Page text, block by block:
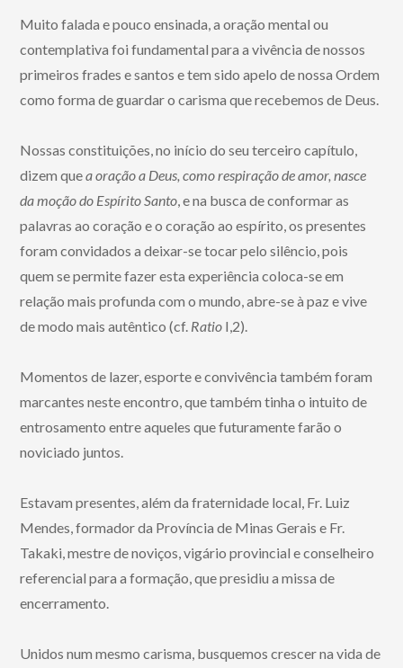
Muito falada e pouco ensinada, a oração mental ou
contemplativa foi fundamental para a vivência de nossos
primeiros frades e santos e tem sido apelo de nossa Ordem
como forma de guardar o carisma que recebemos de Deus.
Nossas constituições, no início do seu terceiro capítulo,
dizem quea oração a Deus, como respiração de amor, nasce
da moção do Espírito Santo, e na busca de conformar as
palavras ao coração e o coração ao espírito, os presentes
foram convidados a deixar-se tocar pelo silêncio, pois
quem se permite fazer esta experiência coloca-se em
relação mais profunda com o mundo, abre-se à paz e vive
de modo mais autêntico (cf. Ratio I,2).
Momentos de lazer, esporte e convivência também foram
marcantes neste encontro, que também tinha o intuito de
entrosamento entre aqueles que futuramente farão o
noviciado juntos.
Estavam presentes, além da fraternidade local, Fr. Luiz
Mendes, formador da Província de Minas Gerais e Fr.
Takaki, mestre de noviços, vigário provincial e conselheiro
referencial para a formação, que presidiu a missa de
encerramento.
Unidos num mesmo carisma, busquemos crescer na vida de